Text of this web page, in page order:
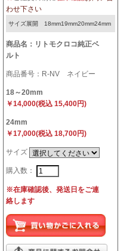
わせ下さい
サイズ展開 18mm19mm20mm24mm
商品名：リトモクロコ純正ベ
ルト
商品番号：R-NV ネイビー
18～20mm
￥14,000(税込 15,400円)
24mm
￥17,000(税込 18,700円)
サイズ
購入数：
※在庫確認後、発送日をご連
絡します